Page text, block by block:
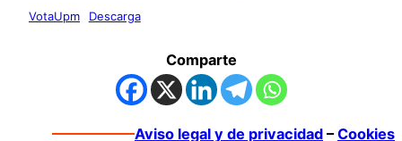
VotaUpm Descarga
Comparte
Aviso legal y de privacidad –Cookies